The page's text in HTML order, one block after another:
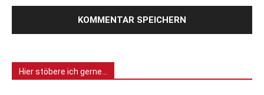
Hier stöbere ich gerne…